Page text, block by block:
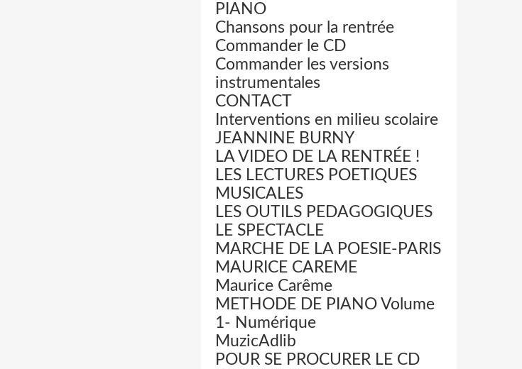
PIANO
Chansons pour la rentrée
Commander le CD
Commander les versions
instrumentales
CONTACT
Interventions en milieu scolaire
JEANNINE BURNY
LA VIDEO DE LA RENTRÉE !
LES LECTURES POETIQUES
MUSICALES
LES OUTILS PEDAGOGIQUES
LE SPECTACLE
MARCHE DE LA POESIE-PARIS
MAURICE CAREME
Maurice Carême
METHODE DE PIANO Volume
1- Numérique
MuzicAdlib
POUR SE PROCURER LE CD